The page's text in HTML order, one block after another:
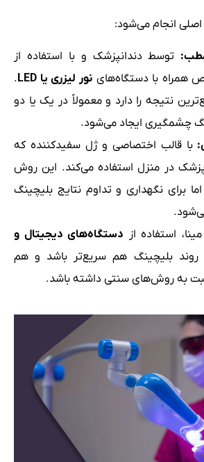
انجام می‌شود:
: توسط دندانپزشک و با استفاده از
همراه با دستگاه‌هاینور لیزری یا
.
نتیجه را دارد و معمولاً در یک یا دو
چشمگیری ایجاد می‌شود.
: با قالب اختصاصی و ژل سفیدکننده که
پزشک در منزل استفاده می‌کند. این روش
برای نگهداری و تداوم نتایج بلیچینگ
استفاده از دستگاه‌های دیجیتال و
بلیچینگ هم سریع‌تر باشد و هم
به روش‌های سنتی داشته باشد.